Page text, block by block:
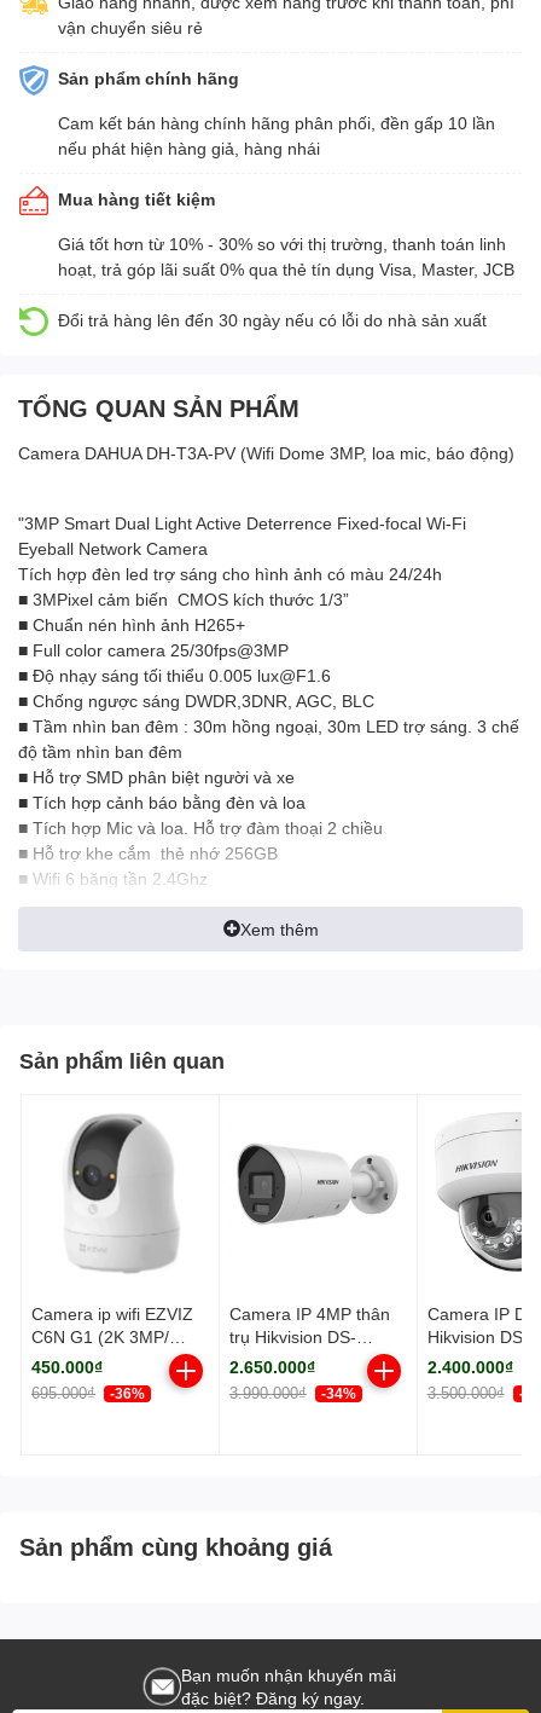
vận chuyển siêu rẻ
Sản phẩm chính hãng
Cam kết bán hàng chính hãng phân phối, đền gấp 10 lần
nếu phát hiện hàng giả, hàng nhái
Mua hàng tiết kiệm
Giá tốt hơn từ 10% - 30% so với thị trường, thanh toán linh
hoạt, trả góp lãi suất 0% qua thẻ tín dụng Visa, Master, JCB
Đổi trả hàng lên đến 30 ngày nếu có lỗi do nhà sản xuất
TỔNG QUAN SẢN PHẨM
Camera DAHUA DH-T3A-PV (Wifi Dome 3MP, loa mic, báo động)
"3MP Smart Dual Light Active Deterrence Fixed-focal Wi-Fi
Eyeball Network Camera
Tích hợp đèn led trợ sáng cho hình ảnh có màu 24/24h
■ 3MPixel cảm biến CMOS kích thước 1/3”
■ Chuẩn nén hình ảnh H265+
■ Full color camera 25/30fps@3MP
■ Độ nhạy sáng tối thiểu 0.005 lux@F1.6
■ Chống ngược sáng DWDR,3DNR, AGC, BLC
■ Tầm nhìn ban đêm : 30m hồng ngoại, 30m LED trợ sáng. 3 chế
độ tầm nhìn ban đêm
■ Hỗ trợ SMD phân biệt người và xe
■ Tích hợp cảnh báo bằng đèn và loa
■ Tích hợp Mic và loa. Hỗ trợ đàm thoại 2 chiều
■ Hỗ trợ khe cắm thẻ nhớ 256GB
■ Wifi 6 băng tần 2.4Ghz
■ Ống kính 2.8mm cho góc nhìn 103°
■ DC12VDC
Xem thêm
Sản phẩm liên quan
Camera ip wifi EZVIZ
C6N G1 (2K 3MP/
Quay quét)
450.000₫
695.000₫ -36%
Camera IP 4MP thân
trụ Hikvision DS-
2CD2043G2-LI2U
HUN 4mm
2.650.000₫
3.990.000₫ -34%
Camera IP
Hikvision DS-
2CD2123G2-
2.400.000₫
3.500.000₫ -
Sản phẩm cùng khoảng giá
Bạn muốn nhận khuyến mãi
đặc biệt? Đăng ký ngay.